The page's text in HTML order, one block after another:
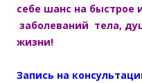
себе шанс на быстрое
заболеваний тела,
жизни!
Запись на